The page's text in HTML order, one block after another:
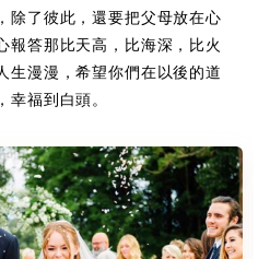
除了彼此，還要把父母放在心
報答那比天高，比海深，比火
生漫漫，希望你們在以後的道
幸福到白頭。